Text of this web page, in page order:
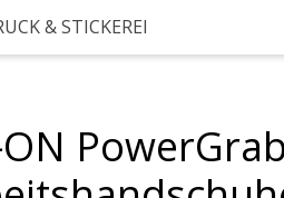
& STICKEREI